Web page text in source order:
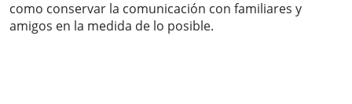
como conservar la comunicación con familiares y
amigos en la medida de lo posible.